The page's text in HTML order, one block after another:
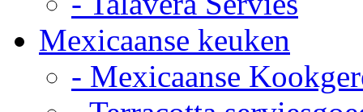
Mexicaanse keuken
- Mexicaanse